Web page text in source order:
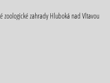
zoologické zahrady Hluboká nad Vltavou